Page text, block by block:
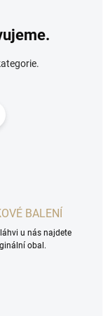
BALENÍ
u nás najdete
obal.